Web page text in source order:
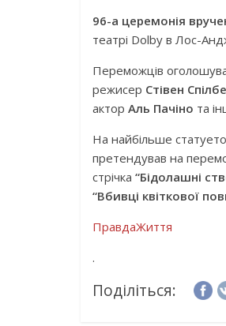
96-а церемонія
театрі Dolby в Лос-
Переможців
режисер Стівен
актор Аль Пачіно та
На найбільше
претендував на
стрічка “Бідолашні
“Вбивці квіткової
ПравдаЖиття
.
Поділіться: